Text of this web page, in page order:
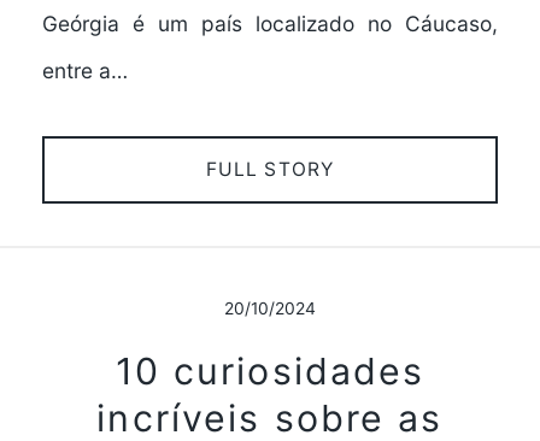
Geórgia é um país localizado no Cáucaso,
entre a…
FULL STORY
20/10/2024
10 curiosidades
incríveis sobre as